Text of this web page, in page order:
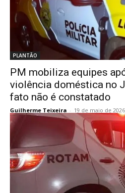
PLANTÃO
PM mobiliza equipes
violência doméstica no
fato não é constatado
Guilherme Teixeira - 19 de maio de 2026